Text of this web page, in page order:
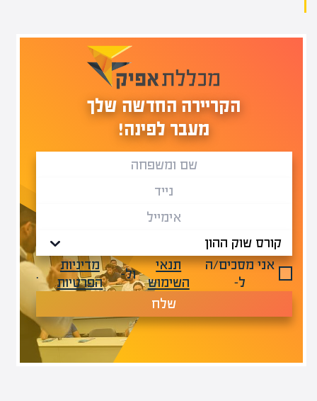
הקריירה החדשה שלך
מעבר לפינה!
אני מסכים/ה
ל-
תנאי
השימוש
ול-
מדיניות
הפרטיות
.
שלח